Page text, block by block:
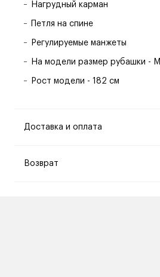
Нагрудный карман
Петля на спине
Регулируемые манжеты
На модели размер рубашки - M
Рост модели - 182 см
Доставка и оплата
Возврат